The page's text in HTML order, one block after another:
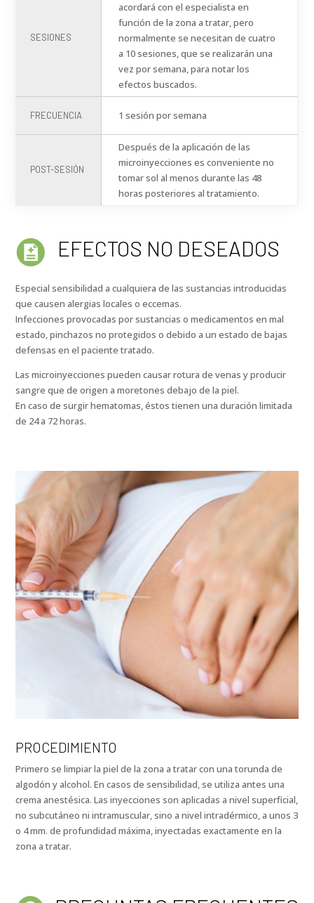
SESIONES
acordará con el especialista en
función de la zona a tratar, pero
normalmente se necesitan de cuatro
a 10 sesiones, que se realizarán una
vez por semana, para notar los
efectos buscados.
FRECUENCIA 1 sesión por semana
POST-SESIÓN
Después de la aplicación de las
microinyecciones es conveniente no
tomar sol al menos durante las 48
horas posteriores al tratamiento.
EFECTOS NO DESEADOS
Especial sensibilidad a cualquiera de las sustancias introducidas
que causen alergias locales o eccemas.
Infecciones provocadas por sustancias o medicamentos en mal
estado, pinchazos no protegidos o debido a un estado de bajas
defensas en el paciente tratado.
Las microinyecciones pueden causar rotura de venas y producir
sangre que de origen a moretones debajo de la piel.
En caso de surgir hematomas, éstos tienen una duración limitada
de 24 a 72 horas.
PROCEDIMIENTO
Primero se limpiar la piel de la zona a tratar con una torunda de
algodón y alcohol. En casos de sensibilidad, se utiliza antes una
crema anestésica. Las inyecciones son aplicadas a nivel superficial,
no subcutáneo ni intramuscular, sino a nivel intradérmico, a unos 3
o 4 mm. de profundidad máxima, inyectadas exactamente en la
zona a tratar.